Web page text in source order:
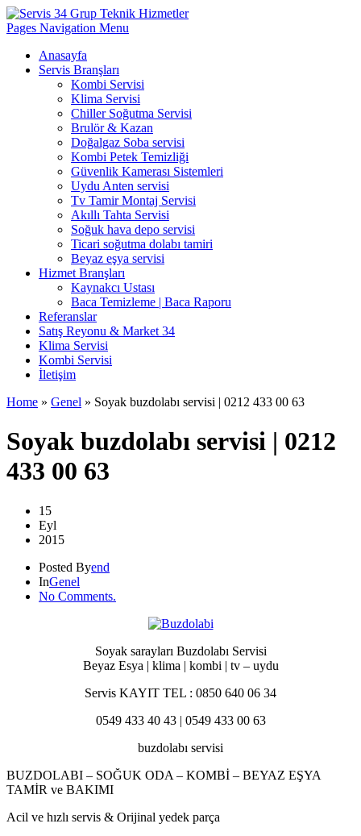
Pages Navigation Menu
Anasayfa
Servis Branşları
Kombi Servisi
Klima Servisi
Chiller Soğutma Servisi
Brulör & Kazan
Doğalgaz Soba servisi
Kombi Petek Temizliği
Güvenlik Kamerası Sistemleri
Uydu Anten servisi
Tv Tamir Montaj Servisi
Akıllı Tahta Servisi
Soğuk hava depo servisi
Ticari soğutma dolabı tamiri
Beyaz eşya servisi
Hizmet Branşları
Kaynakcı Ustası
Baca Temizleme | Baca Raporu
Referanslar
Satış Reyonu & Market 34
Klima Servisi
Kombi Servisi
İletişim
Home » Genel » Soyak buzdolabı servisi | 0212 433 00 63
Soyak buzdolabı servisi | 0212
433 00 63
15
Eyl
2015
Posted Byend
InGenel
No Comments.
Soyak sarayları Buzdolabı Servisi
Beyaz Esya | klima | kombi | tv – uydu
Servis KAYIT TEL : 0850 640 06 34
0549 433 40 43 | 0549 433 00 63
buzdolabı servisi
BUZDOLABI – SOĞUK ODA – KOMBİ – BEYAZ EŞYA
TAMİR ve BAKIMI
Acil ve hızlı servis & Orijinal yedek parça